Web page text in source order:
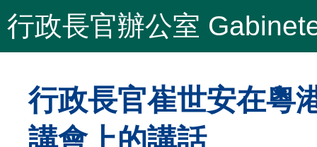
行政長官辦公室
行政長官崔世安在粵
講會上的講話